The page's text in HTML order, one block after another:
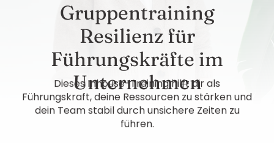
Gruppentraining
Resilienz für
Führungskräfte im
Unternehmen
Dieses Inhouse-Training hilft dir als
Führungskraft, deine Ressourcen zu stärken und
dein Team stabil durch unsichere Zeiten zu
führen.